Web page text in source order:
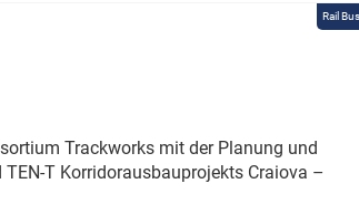
Rail
Trackworks mit der Planung und
T Korridorausbauprojekts Craiova –